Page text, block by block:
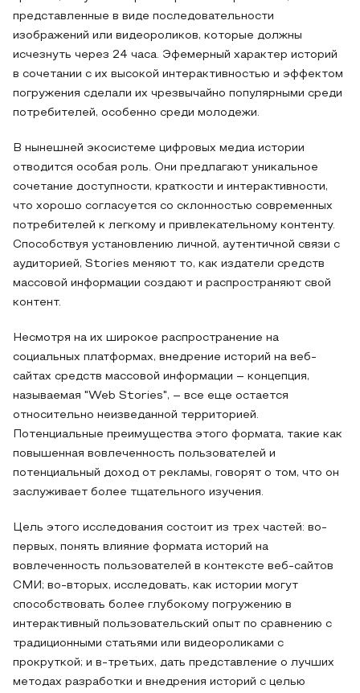
представленные в виде последовательности
изображений или видеороликов, которые должны
исчезнуть через 24 часа. Эфемерный характер историй
в сочетании с их высокой интерактивностью и эффектом
погружения сделали их чрезвычайно популярными среди
потребителей, особенно среди молодежи.
В нынешней экосистеме цифровых медиа истории
отводится особая роль. Они предлагают уникальное
сочетание доступности, краткости и интерактивности,
что хорошо согласуется со склонностью современных
потребителей к легкому и привлекательному контенту.
Способствуя установлению личной, аутентичной связи с
аудиторией, Stories меняют то, как издатели средств
массовой информации создают и распространяют свой
контент.
Несмотря на их широкое распространение на
социальных платформах, внедрение историй на веб-
сайтах средств массовой информации – концепция,
называемая "Web Stories", – все еще остается
относительно неизведанной территорией.
Потенциальные преимущества этого формата, такие как
повышенная вовлеченность пользователей и
потенциальный доход от рекламы, говорят о том, что он
заслуживает более тщательного изучения.
Цель этого исследования состоит из трех частей: во-
первых, понять влияние формата историй на
вовлеченность пользователей в контексте веб-сайтов
СМИ; во-вторых, исследовать, как истории могут
способствовать более глубокому погружению в
интерактивный пользовательский опыт по сравнению с
традиционными статьями или видеороликами с
прокруткой; и в-третьих, дать представление о лучших
методах разработки и внедрения историй с целью